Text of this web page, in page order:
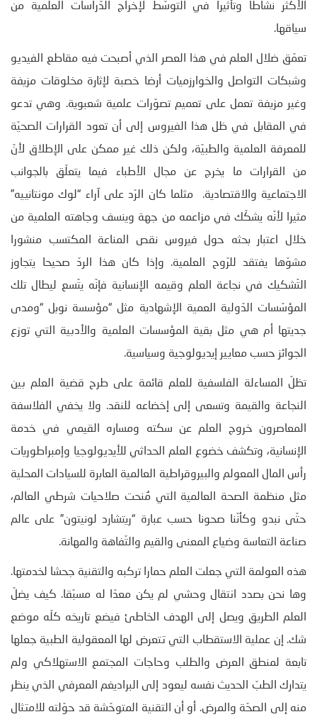
الأكثر نشاطا وتأثيرا في التوسّط لإخراج الدّراسات العلمية من
سياقها.
تعمّق ضلال العلم في هذا العصر الذي أصبحت فيه مقاطع الفيديو
وشبكات التواصل والخوارزميات أرضا خصبة لإثارة مخلوقات مزيفة
وغير مزيفة تعمل على تعميم تصوّرات علمية شعبوية. وهي تدعو
في المقابل في ظل هذا الفيروس إلى أن تعود القرارات الصحيّة
للمعرفة العلمية والطبيّة، ولكن ذلك غير ممكن على الإطلاق لأنّ
من القرارات ما يخرج عن مجال الأطباء فيما يتعلّق بالجوانب
الاجتماعية والاقتصادية. مثلما كان الرّد على آراء “لوك مونتانييه”
مثيرا لأنّه يشكّك في مزاعمه من جهة وينسف وجاهته العلمية من
خلال اعتبار بحثه حول فيروس نقص المناعة المكتسب منشورا
مشوّها يفتقد للرّوح العلمية. وإذا كان هذا الردّ صحيحا يتجاوز
التّشكيك في نجاعة العلم وقيمه الإنسانية فإنّه يتّسع ليطال تلك
المؤسّسات الدّولية العمية الإشهادية مثل “مؤسسة نوبل “ومدى
جديتها أم هي مثل بقية المؤسسات العلمية والأدبية التي توزع
الجوائز حسب معايير إيديولوجية وسياسية.
تظلّ المساءلة الفلسفية للعلم قائمة على طرح قضية العلم بين
النجاعة والقيمة وتسعى إلى إخضاعه للنقد. ولا يخفي الفلاسفة
المعاصرون خروج العلم عن سكته ومساره القيمي في خدمة
الإنسانية، وتكشف خضوع العلم الحداثي للأيديولوجيا وإمبراطوريات
رأس المال المعولم والبيروقراطية العالمية العابرة للسيادات المحلية
مثل منظمة الصحة العالمية التي مُنحت صلاحيات شرطي العالم،
حتّى نبدو وكأنّنا صحونا حسب عبارة “ريتشارد لونيتون” على عالم
صناعة التعاسة وضياع المعنى والقيم والتّفاهة والمهانة.
هذه العولمة التي جعلت العلم حمارا تركبه والتقنية جحشا لخدمتها.
وها نحن بصدد انتقال وحشي لم يكن معدّا له مسبّقا. كيف يضلّ
العلم الطريق ويصل إلى الهدف الخاطئ فيضع تاريخه كلّه موضع
شك. إن عملية الاستقطاب التي تتعرض لها المعقولية الطبية جعلها
تابعة لمنطق العرض والطلب وحاجات المجتمع الاستهلاكي ولم
يتدارك الطبّ الحديث نفسه ليعود إلى البراديغم المعرفي الذي ينظر
منه إلى الصحّة والمرض. أو أن التقنية المتوحّشة قد حوّلته للامتثال